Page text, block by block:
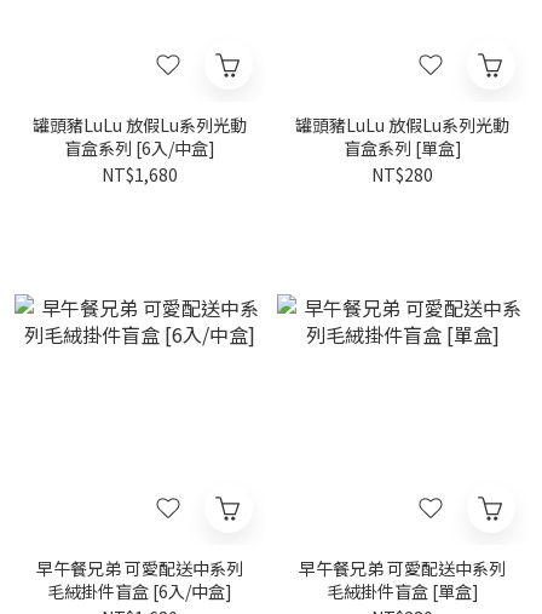
罐頭豬LuLu 放假Lu系列光動
盲盒系列 [6入/中盒]
NT$1,680
罐頭豬LuLu 放假Lu系列光動
盲盒系列 [單盒]
NT$280
早午餐兄弟 可愛配送中系列
毛絨掛件盲盒 [6入/中盒]
早午餐兄弟 可愛配送中系列
毛絨掛件盲盒 [單盒]